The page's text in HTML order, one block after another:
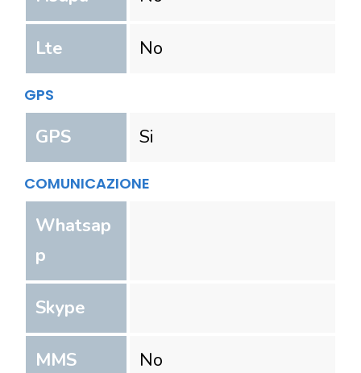
Lte No
GPS
GPS Si
COMUNICAZIONE
Whatsap
p
Skype
MMS No